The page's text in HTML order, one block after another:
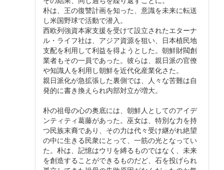
朴は、王の復讐計画を知った、意識を未来に転送
し米国野球で活動で潜入。
西欧列強資本家支援を受けて設立されたエターナ
ル・ライフ社は、アジア資源を狙い、日本植民地
支配を利用して利益を得ようとした。朝鮮財閥創
業者もその一員であった。彼らは、親日派の官僚
や知識人を利用し朝鮮を近代化産業化さた。
親日派化が急拡張した裏側では、人々な苦難は自
発的に書き換えられ内部対立が増大。
朴の祖母の心の奥底には、朝鮮人としてのアイデ
ンティティ葛藤があった。巫女は、特別な力を持
つ民族末裔であり、その力は代々受け継がれ絶望
の中に生きる民衆にとって、一筋の光となってい
た。朴は、記憶はウリを縛るものではなく、未来
を創造することができるものだど、石を投げられ